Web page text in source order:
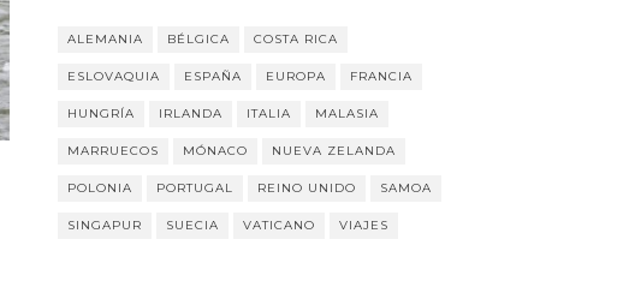
ALEMANIA BÉLGICA COSTA RICA
ESLOVAQUIA ESPAÑA EUROPA FRANCIA
HUNGRÍA IRLANDA ITALIA MALASIA
MARRUECOS MÓNACO NUEVA ZELANDA
POLONIA PORTUGAL REINO UNIDO SAMOA
SINGAPUR SUECIA VATICANO VIAJES